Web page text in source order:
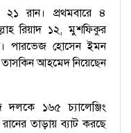
২১ রান। প্রথমবারে ৪
রিয়াদ ১২, মুশফিকুর
পারভেজ হোসেন ইমন
আহমেদ নিয়েছেন
১৬৫ চ্যালেঞ্জিং
তাড়ায় ব্যাট করছে